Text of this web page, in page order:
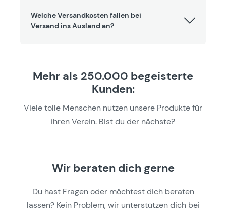
Welche Versandkosten fallen bei
Versand ins Ausland an?
Mehr als 250.000 begeisterte
Kunden:
Viele tolle Menschen nutzen unsere Produkte für
ihren Verein. Bist du der nächste?
Wir beraten dich gerne
Du hast Fragen oder möchtest dich beraten
lassen? Kein Problem, wir unterstützen dich bei